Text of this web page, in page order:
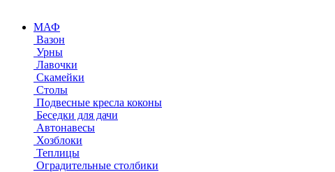
МАФ
Вазон
Урны
Лавочки
Скамейки
Столы
Подвесные кресла коконы
Беседки для дачи
Автонавесы
Хозблоки
Теплицы
Оградительные столбики